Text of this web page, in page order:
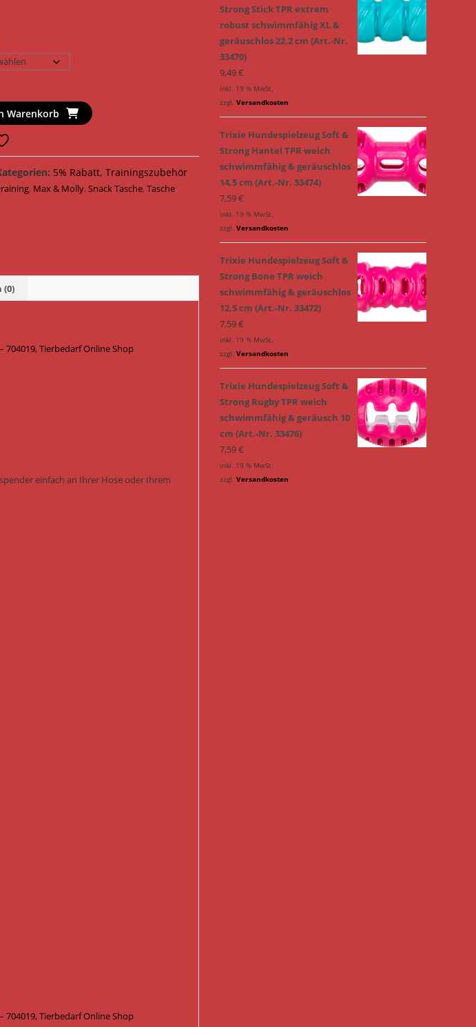
Warenkorb
5% Rabatt,Trainingszubehör
, Max & Molly,Snack Tasche,Tasche
(0)
Tierbedarf Online Shop
einfach an Ihrer Hose oder Ihrem
Tierbedarf Online Shop
Strong Stick TPR extrem
robust schwimmfähig XL &
geräuschlos 22,2 cm (Art.-Nr.
33470)
9,49€
inkl. 19 % MwSt.
zzgl. Versandkosten
Trixie Hundespielzeug Soft &
Strong Hantel TPR weich
schwimmfähig & geräuschlos
14,5 cm (Art.-Nr. 33474)
7,59€
inkl. 19 % MwSt.
zzgl. Versandkosten
Trixie Hundespielzeug Soft &
Strong Bone TPR weich
schwimmfähig & geräuschlos
12,5 cm (Art.-Nr. 33472)
7,59€
inkl. 19 % MwSt.
zzgl. Versandkosten
Trixie Hundespielzeug Soft &
Strong Rugby TPR weich
schwimmfähig & geräusch 10
cm (Art.-Nr. 33476)
7,59€
inkl. 19 % MwSt.
zzgl. Versandkosten